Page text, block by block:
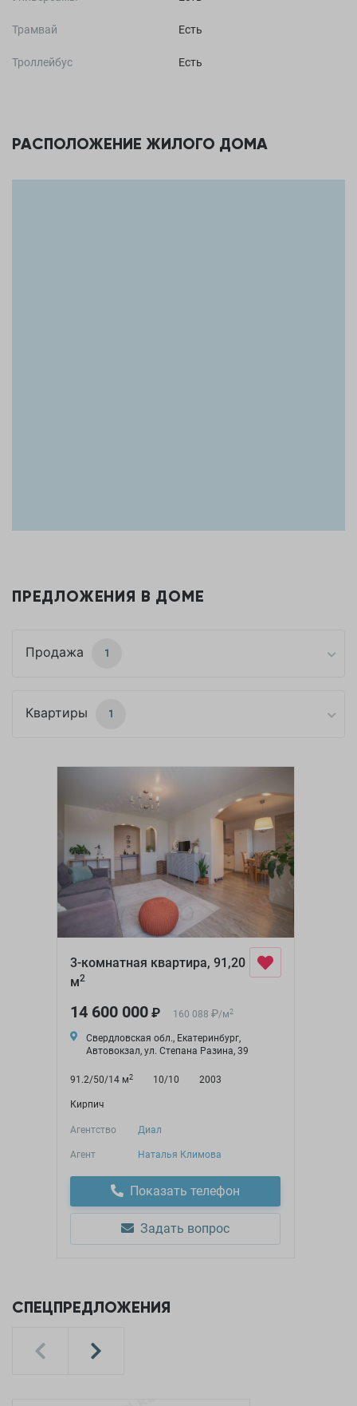
Трамвай Есть
Троллейбус Есть
РАСПОЛОЖЕНИЕ ЖИЛОГО ДОМА
ПРЕДЛОЖЕНИЯ В ДОМЕ
Продажа 1
Квартиры 1
3-комнатная квартира, 91,20
м2
14 600 000₽ 160 088 ₽/м2
Свердловская обл., Екатеринбург,
Автовокзал, ул. Степана Разина, 39
91.2/50/14 м2 10/10 2003
Кирпич
Агентство Диал
Агент Наталья Климова
Показать телефон
Задать вопрос
СПЕЦПРЕДЛОЖЕНИЯ